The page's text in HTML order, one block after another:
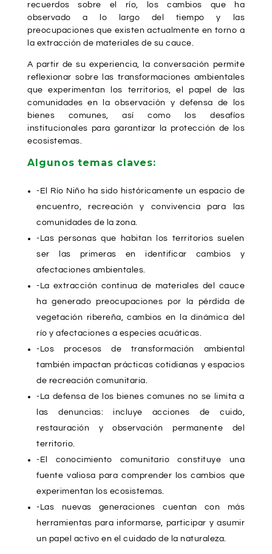
recuerdos sobre el río, los cambios que ha
observado a lo largo del tiempo y las
preocupaciones que existen actualmente en torno a
la extracción de materiales de su cauce.
A partir de su experiencia, la conversación permite
reflexionar sobre las transformaciones ambientales
que experimentan los territorios, el papel de las
comunidades en la observación y defensa de los
bienes comunes, así como los desafíos
institucionales para garantizar la protección de los
ecosistemas.
Algunos temas claves:
-El Río Niño ha sido históricamente un espacio de
encuentro, recreación y convivencia para las
comunidades de la zona.
-Las personas que habitan los territorios suelen
ser las primeras en identificar cambios y
afectaciones ambientales.
-La extracción continua de materiales del cauce
ha generado preocupaciones por la pérdida de
vegetación ribereña, cambios en la dinámica del
río y afectaciones a especies acuáticas.
-Los procesos de transformación ambiental
también impactan prácticas cotidianas y espacios
de recreación comunitaria.
-La defensa de los bienes comunes no se limita a
las denuncias: incluye acciones de cuido,
restauración y observación permanente del
territorio.
-El conocimiento comunitario constituye una
fuente valiosa para comprender los cambios que
experimentan los ecosistemas.
-Las nuevas generaciones cuentan con más
herramientas para informarse, participar y asumir
un papel activo en el cuidado de la naturaleza.